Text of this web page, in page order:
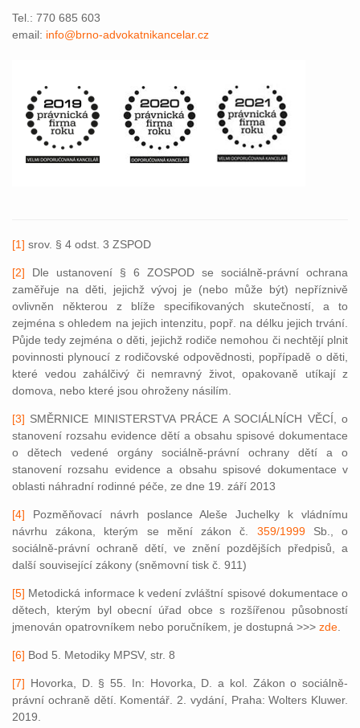
Tel.: 770 685 603
email: info@brno-advokatnikancelar.cz
[1] srov. § 4 odst. 3 ZSPOD
[2] Dle ustanovení § 6 ZOSPOD se sociálně-právní ochrana
zaměřuje na děti, jejichž vývoj je (nebo může být) nepříznivě
ovlivněn některou z blíže specifikovaných skutečností, a to
zejména s ohledem na jejich intenzitu, popř. na délku jejich trvání.
Půjde tedy zejména o děti, jejichž rodiče nemohou či nechtějí plnit
povinnosti plynoucí z rodičovské odpovědnosti, popřípadě o děti,
které vedou zahálčivý či nemravný život, opakovaně utíkají z
domova, nebo které jsou ohroženy násilím.
[3] SMĚRNICE MINISTERSTVA PRÁCE A SOCIÁLNÍCH VĚCÍ, o
stanovení rozsahu evidence dětí a obsahu spisové dokumentace
o dětech vedené orgány sociálně-právní ochrany dětí a o
stanovení rozsahu evidence a obsahu spisové dokumentace v
oblasti náhradní rodinné péče, ze dne 19. září 2013
[4] Pozměňovací návrh poslance Aleše Juchelky k vládnímu
návrhu zákona, kterým se mění zákon č. 359/1999Sb., o
sociálně-právní ochraně dětí, ve znění pozdějších předpisů, a
další související zákony (sněmovní tisk č. 911)
[5] Metodická informace k vedení zvláštní spisové dokumentace o
dětech, kterým byl obecní úřad obce s rozšířenou působností
jmenován opatrovníkem nebo poručníkem, je dostupná >>> zde
[6] Bod 5. Metodiky MPSV, str. 8
[7] Hovorka, D. § 55. In: Hovorka, D. a kol. Zákon o sociálně-
právní ochraně dětí. Komentář. 2. vydání, Praha: Wolters Kluwer.
2019.